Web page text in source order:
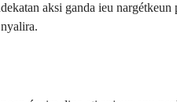
aksi ganda ieu